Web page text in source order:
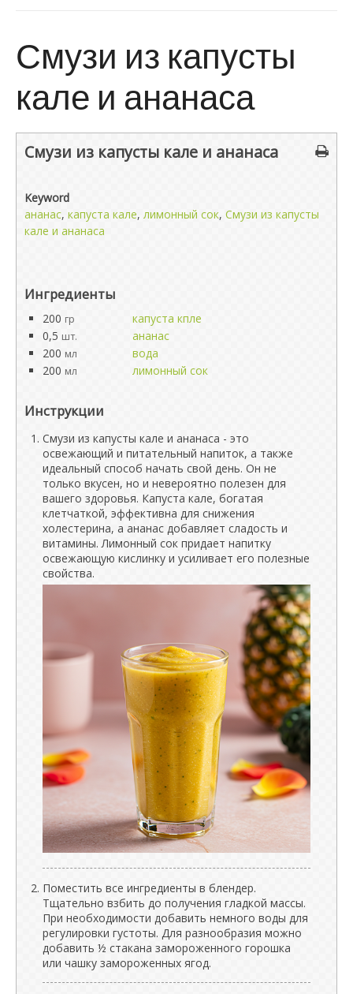
Смузи из капусты
кале и ананаса
Смузи из капусты кале и ананаса
Keyword
ананас, капуста кале, лимонный сок, Смузи из капусты
кале и ананаса
Ингредиенты
200 гр
капуста кпле
0,5 шт.
ананас
200 мл
вода
200 мл лимонный сок
Инструкции
Смузи из капусты кале и ананаса - это
освежающий и питательный напиток, а также
идеальный способ начать свой день. Он не
только вкусен, но и невероятно полезен для
вашего здоровья. Капуста кале, богатая
клетчаткой, эффективна для снижения
холестерина, а ананас добавляет сладость и
витамины. Лимонный сок придает напитку
освежающую кислинку и усиливает его полезные
свойства.
Поместить все ингредиенты в блендер.
Тщательно взбить до получения гладкой массы.
При необходимости добавить немного воды для
регулировки густоты. Для разнообразия можно
добавить ½ стакана замороженного горошка
или чашку замороженных ягод.